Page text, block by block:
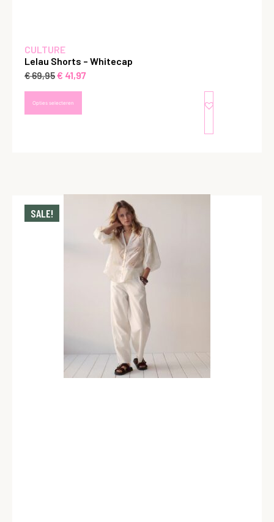
CULTURE
Lelau Shorts – Whitecap
€69,95€ 41,97
Opties selecteren
SALE!